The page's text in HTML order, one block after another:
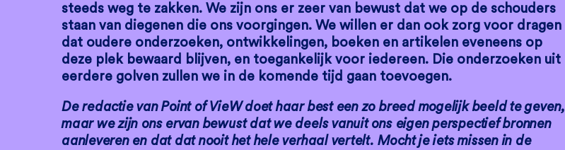
steeds weg te zakken. We zijn ons er zeer van bewust dat we op de schouders
staan van diegenen die ons voorgingen. We willen er dan ook zorg voor dragen
dat oudere onderzoeken, ontwikkelingen, boeken en artikelen eveneens op
deze plek bewaard blijven, en toegankelijk voor iedereen. Die onderzoeken uit
eerdere golven zullen we in de komende tijd gaan toevoegen.
De redactie van Point of VieW doet haar best een zo breed mogelijk beeld te geven,
maar we zijn ons ervan bewust dat we deels vanuit ons eigen perspectief bronnen
aanleveren en dat dat nooit het hele verhaal vertelt. Mocht je iets missen in de